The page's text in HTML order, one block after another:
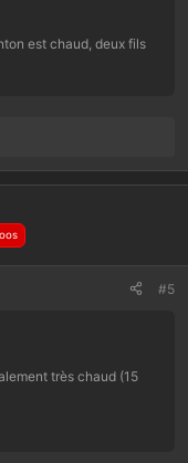
est chaud, deux fils
#5
très chaud (15